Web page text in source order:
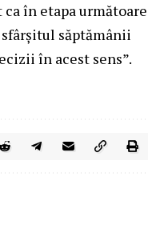
în etapa următoare
săptămânii
în acest sens”.